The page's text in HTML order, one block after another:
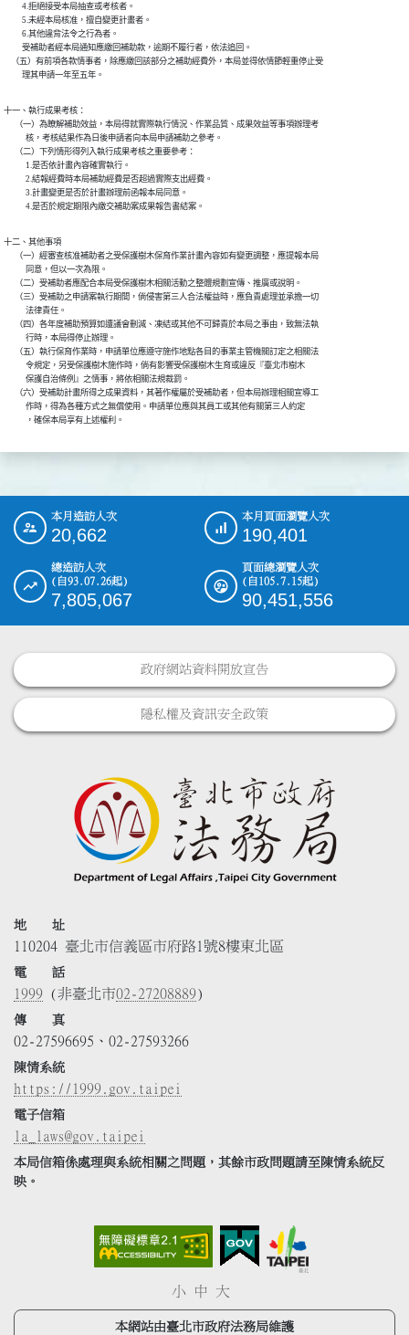
          4.拒絕接受本局抽查或考核者。
          5.未經本局核准，擅自變更計畫者。
          6.其他違背法令之行為者。
          受補助者經本局通知應繳回補助款，逾期不履行者，依法追回。
    （五）有前項各款情事者，除應繳回該部分之補助經費外，本局並得依情節輕重停止受
          理其申請一年至五年。
十一、執行成果考核：
      （一）為瞭解補助效益，本局得就實際執行情況、作業品質、成果效益等事項辦理考
            核，考核結果作為日後申請者向本局申請補助之參考。
      （二）下列情形得列入執行成果考核之重要參考：
            1.是否依計畫內容確實執行。
            2.結報經費時本局補助經費是否超過實際支出經費。
            3.計畫變更是否於計畫辦理前函報本局同意。
            4.是否於規定期限內繳交補助案成果報告書結案。
十二、其他事項
      （一）經審查核准補助者之受保護樹木保育作業計畫內容如有變更調整，應提報本局
            同意，但以一次為限。
      （二）受補助者應配合本局受保護樹木相關活動之整體規劃宣傳、推廣或說明。
      （三）受補助之申請案執行期間，倘侵害第三人合法權益時，應負責處理並承擔一切
            法律責任。
      （四）各年度補助預算如遭議會刪減、凍結或其他不可歸責於本局之事由，致無法執
            行時，本局得停止辦理。
      （五）執行保育作業時，申請單位應遵守施作地點各目的事業主管機關訂定之相關法
            令規定，另受保護樹木施作時，倘有影響受保護樹木生育或違反『臺北市樹木
            保護自治條例』之情事，將依相關法規裁罰。
      （六）受補助計畫所得之成果資料，其著作權屬於受補助者，但本局辦理相關宣導工
            作時，得為各種方式之無償使用。申請單位應與其員工或其他有關第三人約定
            ，確保本局享有上述權利。
::: 本月造訪人次
20,662
本月頁面瀏覽人次
190,401
總造訪人次
(自93.07.26起)
7,805,067
頁面總瀏覽人次
(自105.7.15起)
90,451,556
政府網站資料開放宣告
隱私權及資訊安全政策
地 址
110204 臺北市信義區市府路1號8樓東北區
電 話
1999 (非臺北市02-27208889)
傳 真
02-27596695、02-27593266
陳情系統
https://1999.gov.taipei
電子信箱
la_laws@gov.taipei
本局信箱係處理與系統相關之問題，其餘市政問題請至陳情系統反
映。
小 中 大
本網站由臺北市政府法務局維護